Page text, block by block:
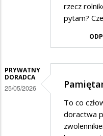
rzecz
pytam?
PRYWATNY
DORADCA
25/05/2026
To co
doractwa